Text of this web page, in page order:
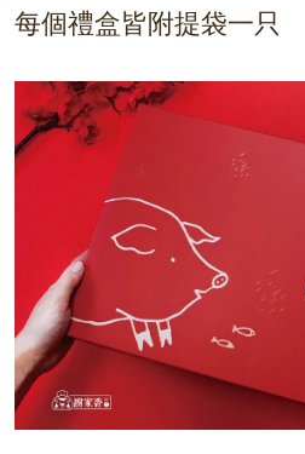
每個禮盒皆附提袋一只